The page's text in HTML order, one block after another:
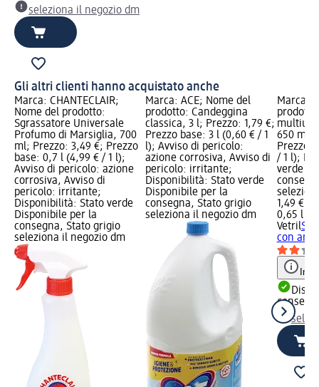
seleziona il negozio dm
Gli altri clienti hanno acquistato anche
Marca: CHANTECLAIR;
Nome del prodotto:
Sgrassatore Universale
Profumo di Marsiglia, 700
ml; Prezzo: 3,49 €; Prezzo
base: 0,7 l (4,99 € / 1 l);
Avviso di pericolo: azione
corrosiva, Avviso di
pericolo: irritante;
Disponibilità: Stato verde
Disponibile per la
consegna, Stato grigio
seleziona il negozio dm
Marca: ACE; Nome del
prodotto: Candeggina
classica, 3 l; Prezzo: 1,79 €;
Prezzo base: 3 l (0,60 € / 1
l); Avviso di pericolo:
azione corrosiva, Avviso di
pericolo: irritante;
Disponibilità: Stato verde
Disponibile per la
consegna, Stato grigio
seleziona il negozio dm
Marca:
650 ml;
Prezzo
/ 1 l);
verde
1,49 €
0,65 l
Vetril
con